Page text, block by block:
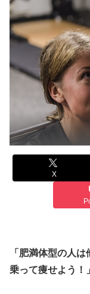
X
「肥満体型の人
乗って痩せよう！」